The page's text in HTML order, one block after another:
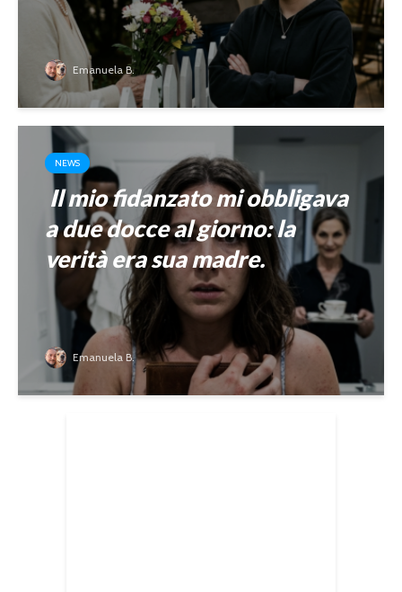
Emanuela B.
NEWS
Il mio fidanzato mi obbligava
a due docce al giorno: la
verità era sua madre.
Emanuela B.